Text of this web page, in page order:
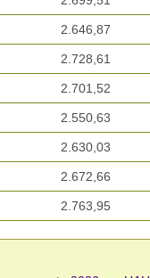
2.646,87
2.728,61
2.701,52
2.550,63
2.630,03
2.672,66
2.763,95